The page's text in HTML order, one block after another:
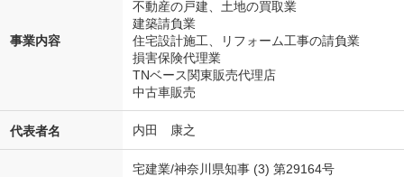
事業内容
不動産の戸建、土地の買取業
建築請負業
住宅設計施工、リフォーム工事の請負業
損害保険代理業
TNベース関東販売代理店
中古車販売
代表者名 内田 康之
宅建業/神奈川県知事 (3) 第29164号